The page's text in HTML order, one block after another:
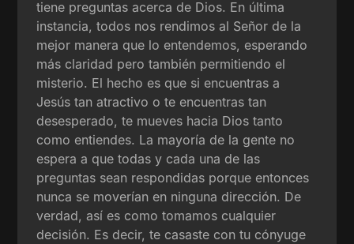
tiene preguntas acerca de Dios. En última
instancia, todos nos rendimos al Señor de la
mejor manera que lo entendemos, esperando
más claridad pero también permitiendo el
misterio. El hecho es que si encuentras a
Jesús tan atractivo o te encuentras tan
desesperado, te mueves hacia Dios tanto
como entiendes. La mayoría de la gente no
espera a que todas y cada una de las
preguntas sean respondidas porque entonces
nunca se moverían en ninguna dirección. De
verdad, así es como tomamos cualquier
decisión. Es decir, te casaste con tu cónyuge